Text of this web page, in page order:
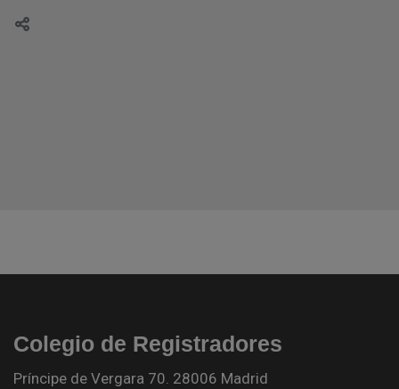
Colegio de Registradores
Príncipe de Vergara 70. 28006 Madrid